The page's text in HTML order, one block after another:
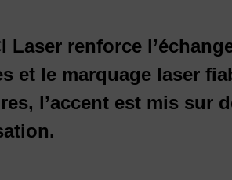
renforce
et le marquage laser
l’accent est mis sur